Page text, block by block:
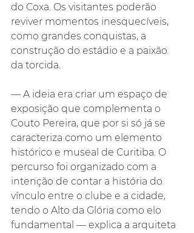
do Coxa. Os visitantes poderão
reviver momentos inesquecíveis,
como grandes conquistas, a
construção do estádio e a paixão
da torcida.
— A ideia era criar um espaço de
exposição que complementa o
Couto Pereira, que por si só já se
caracteriza como um elemento
histórico e museal de Curitiba. O
percurso foi organizado com a
intenção de contar a história do
vínculo entre o clube e a cidade,
tendo o Alto da Glória como elo
fundamental — explica a arquiteta